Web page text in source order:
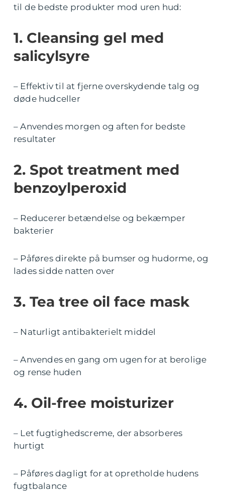
til de bedste produkter mod uren hud:
1. Cleansing gel med
salicylsyre
– Effektiv til at fjerne overskydende talg og
døde hudceller
– Anvendes morgen og aften for bedste
resultater
2. Spot treatment med
benzoylperoxid
– Reducerer betændelse og bekæmper
bakterier
– Påføres direkte på bumser og hudorme, og
lades sidde natten over
3. Tea tree oil face mask
– Naturligt antibakterielt middel
– Anvendes en gang om ugen for at berolige
og rense huden
4. Oil-free moisturizer
– Let fugtighedscreme, der absorberes
hurtigt
– Påføres dagligt for at opretholde hudens
fugtbalance